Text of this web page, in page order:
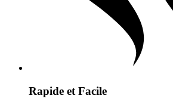
Rapide et Facile